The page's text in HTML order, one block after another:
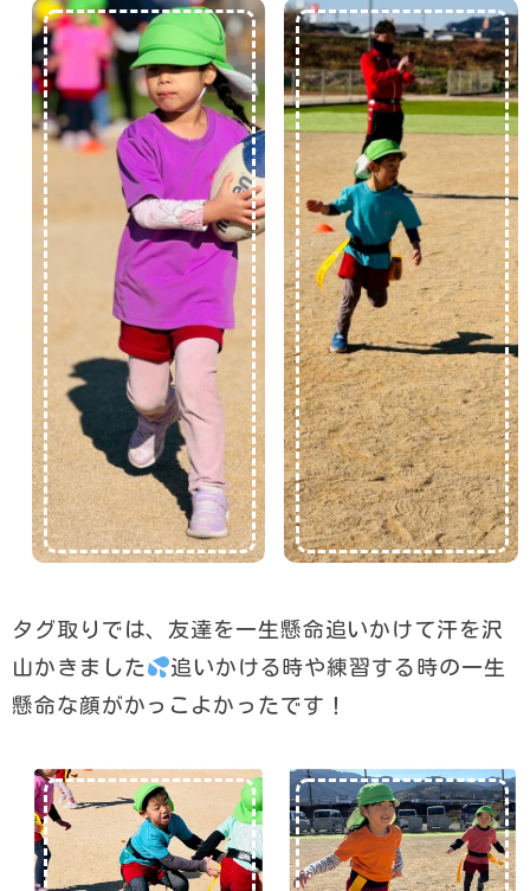
タグ取りでは、友達を一生懸命追いかけて汗を沢
山かきました
追いかける時や練習する時の一生
懸命な顔がかっこよかったです！